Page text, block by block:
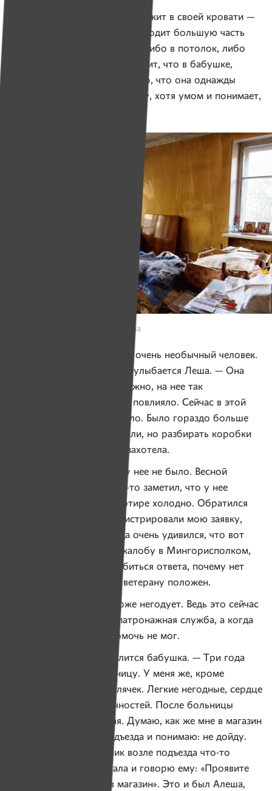
Когда Клавдия Никандрова лежит в своей кровати —
а там она действительно проводит большую часть
дня — ее глаза ее упираются либо в потолок, либо
в груду коробок. Леша говорит, что в бабушке,
наверное, еще живет вера в то, что она однажды
вернется в Москву, на родину, хотя умом и понимает,
Фото: Виктория Щукевич, Имена
— Клавдия Никандровна — очень необычный человек.
Ее так с ходу не понять, — улыбается Леша. — Она
довольно скрытная, возможно, на нее так
многолетнее одиночество повлияло. Сейчас в этой
квартире еще хорошо стало. Было гораздо больше
мусора. Мы уборку сделали, но разбирать коробки
Клавдия Никандровна не захотела.
Социального работника у нее не было. Весной
позапрошлого года я как-то заметил, что у нее
холодные батареи, в квартире холодно. Обратился
в ЖЭК, они долго не регистрировали мою заявку,
тянули с ответом. Я тогда очень удивился, что вот
такая реакция. Написал жалобу в Мингорисполком,
параллельно пытался добиться ответа, почему нет
соцработника, который ветерану положен.
Клавдия Никандровна тоже негодует. Ведь это сейчас
у нее Леша появился и патронажная служба, а когда
одна была, так никто помочь не мог.
— Вот такая забота, — злится бабушка. — Три года
назад я угодила в больницу. У меня же, кроме
бессонницы, тысяча болячек. Легкие негодные, сердце
негодное, анемия конечностей. После больницы
я была такая слабенькая. Думаю, как же мне в магазин
сходить. Выхожу из подъезда и понимаю: не дойду.
А тут смотрю — мальчик возле подъезда что-то
ремонтирует, я заплакала и говорю ему: «Проявите
милосердие, сходите в магазин». Это и был Алеша,